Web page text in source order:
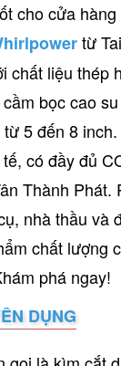
cho cửa
từ
chất liệu thép
bọc cao
5 đến 8
có đầy đủ
Thành Phát.
nhà thầu và
chất lượng
phá ngay!
DỤNG